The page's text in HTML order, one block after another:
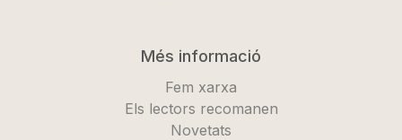
Més informació
Fem xarxa
Els lectors recomanen
Novetats